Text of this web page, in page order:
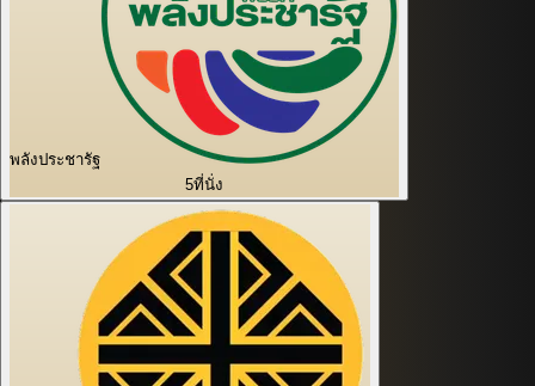
พลังประชารัฐ
5ที่นั่ง